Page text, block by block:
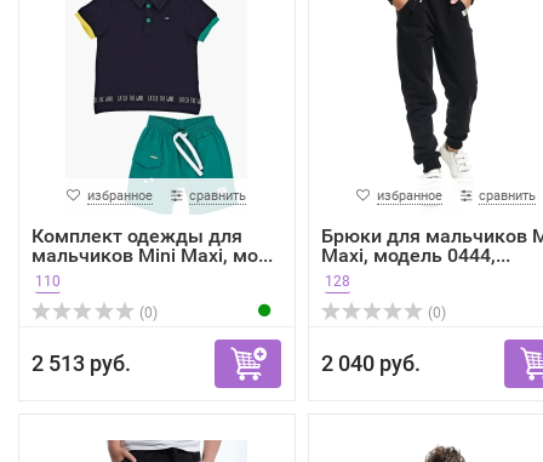
избранное сравнить
Комплект одежды для
мальчиков Mini Maxi, мо...
110
(0)
2 513 руб.
избранное сравнить
Брюки для мальчиков
Maxi, модель 0444,...
128
(0)
2 040 руб.